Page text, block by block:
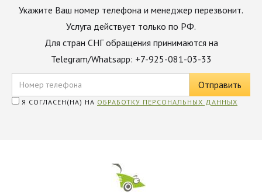
Укажите Ваш номер телефона и менеджер перезвонит.
Услуга действует только по РФ.
Для стран СНГ обращения принимаются на
Telegram/Whatsapp: +7-925-081-03-33
Я СОГЛАСЕН(НА) НА ОБРАБОТКУ ПЕРСОНАЛЬНЫХ ДАННЫХ